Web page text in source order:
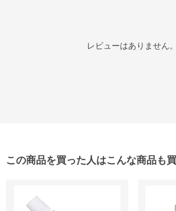
レビューはありません。
この商品を買った人はこんな商品も